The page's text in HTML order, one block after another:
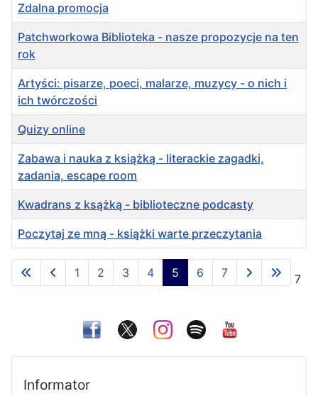
Informator
Spis artykułów
Zdalna promocja
Patchworkowa Biblioteka - nasze propozycje na ten
rok
Artyści: pisarze, poeci, malarze, muzycy - o nich i
ich twórczości
Quizy online
Zabawa i nauka z książką - literackie zagadki,
zadania, escape room
Kwadrans z ksążką - biblioteczne podcasty
Poczytaj ze mną - książki warte przeczytania
Strona 5 z 7
1 2 3 4 5 6 7